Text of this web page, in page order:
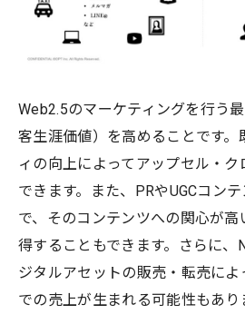
Web2.5のマーケティングを行う
客生涯価値）を高めることです。
ィの向上によってアップセル・
できます。また、PRやUGCコン
で、そのコンテンツへの関心が
得することもできます。さらに、
ジタルアセットの販売・転売によ
での売上が生まれる可能性もあり